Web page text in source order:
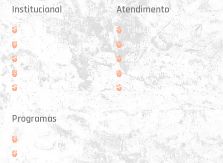
Institucional
Home
Quem Somos
Programas
Nossa Loja
Planos
Atendimento
Fale Conosco
Dúvidas
Nossas Unidades
Atendimento Online
Politica de Privacidade
Programas
Para Iniciantes